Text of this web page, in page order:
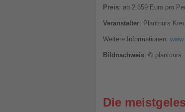
Preis: ab 2.659 Euro pro
Veranstalter: Plantours
Weitere Informationen:
Bildnachweis: © plantours
Die